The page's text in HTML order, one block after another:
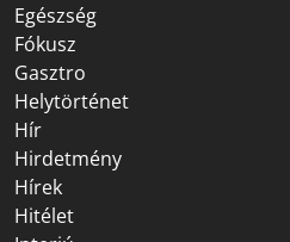
Egészség
Fókusz
Gasztro
Helytörténet
Hír
Hirdetmény
Hírek
Hitélet